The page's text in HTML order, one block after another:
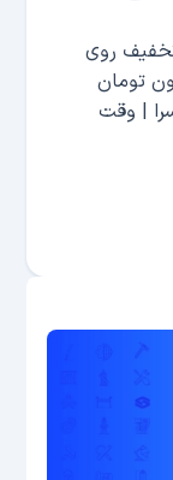
به مدت ۵ روز | تخفیف روی
سرا | تا ۵ میلیون تومان
| وقت